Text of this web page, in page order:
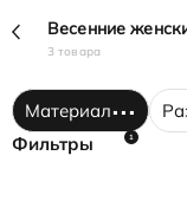
Весенние
3 товара
Материал
1
Фильтры